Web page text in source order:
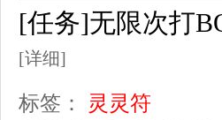
[任务]无限次打
[详细]
标签：
灵灵符